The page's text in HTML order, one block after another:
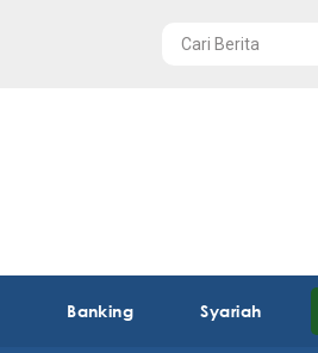
Banking Syariah